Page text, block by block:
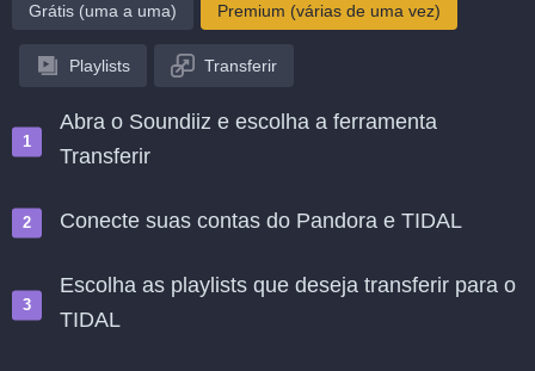
Grátis (uma a uma) Premium (várias de uma vez)
Playlists Transferir
Abra o Soundiiz e escolha a ferramenta
Transferir
Conecte suas contas do Pandora e TIDAL
Escolha as playlists que deseja transferir para o
TIDAL